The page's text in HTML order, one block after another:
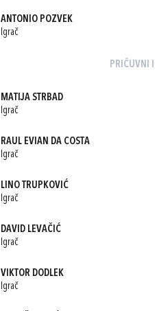
ANTONIO POZVEK
Igrač
PRIČUVNI
MATIJA STRBAD
Igrač
RAUL EVIAN DA COSTA
Igrač
LINO TRUPKOVIĆ
Igrač
DAVID LEVAČIĆ
Igrač
VIKTOR DODLEK
Igrač